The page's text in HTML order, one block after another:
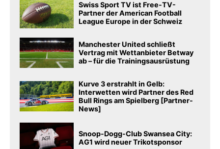
Swiss Sport TV ist Free-TV-
Partner der American Football
League Europe in der Schweiz
Manchester United schließt
Vertrag mit Wettanbieter Betway
ab – für die Trainingsausrüstung
Kurve 3 erstrahlt in Gelb:
Interwetten wird Partner des Red
Bull Rings am Spielberg [Partner-
News]
Snoop-Dogg-Club Swansea City:
AG1 wird neuer Trikotsponsor